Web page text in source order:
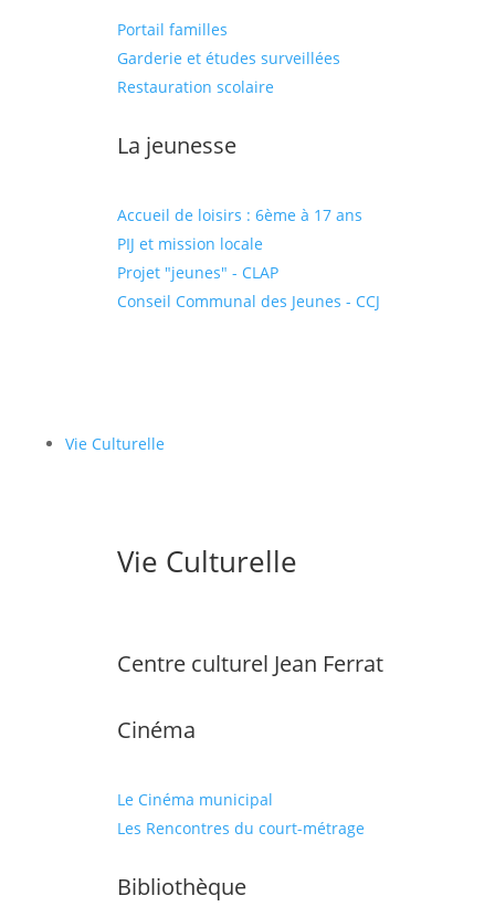
Portail familles
Garderie et études surveillées
Restauration scolaire
La jeunesse
Accueil de loisirs : 6ème à 17 ans
PIJ et mission locale
Projet "jeunes" - CLAP
Conseil Communal des Jeunes - CCJ
Vie Culturelle
Vie Culturelle
Centre culturel Jean Ferrat
Cinéma
Le Cinéma municipal
Les Rencontres du court-métrage
Bibliothèque